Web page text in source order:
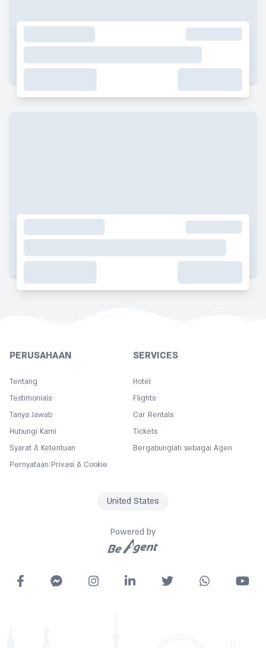
PERUSAHAAN
Tentang
Testimonials
Tanya Jawab
Hubungi Kami
Syarat & Ketentuan
Pernyataan Privasi & Cookie
SERVICES
Hotel
Flights
Car Rentals
Tickets
Bergabunglah sebagai Agen
United States
Powered by